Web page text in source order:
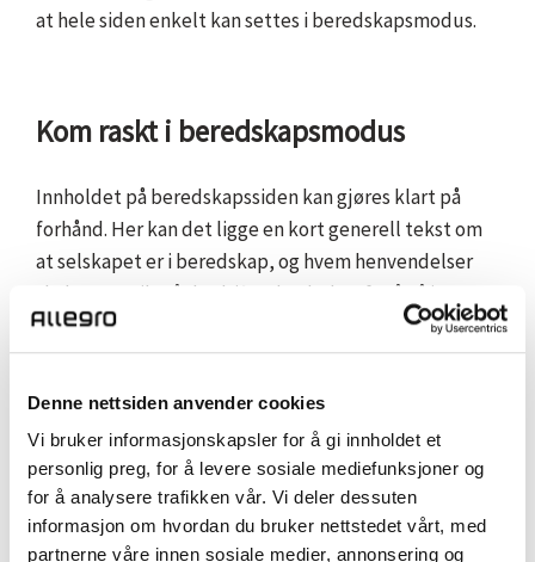
Denne nettsiden anvender cookies
Vi bruker informasjonskapsler for å gi innholdet et
personlig preg, for å levere sosiale mediefunksjoner og
for å analysere trafikken vår. Vi deler dessuten
informasjon om hvordan du bruker nettstedet vårt, med
partnerne våre innen sosiale medier, annonsering og
at hele siden enkelt kan settes i beredskapsmodus.
Kom raskt i beredskapsmodus
Innholdet på beredskapssiden kan gjøres klart på
forhånd. Her kan det ligge en kort generell tekst om
at selskapet er i beredskap, og hvem henvendelser
skal rettes til. Når bedriften har behov for å gå i
beredskapsmodus kan dette dermed gjøres med et
tastetrykk. Ved krise har bedriften gjerne en rekke
oppgaver som skal håndteres raskt. Det er derfor en
situasjonen.